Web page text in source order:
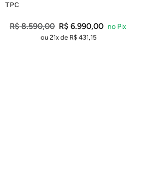
TPC
R$8.590,00 R$ 6.990,00
ou 21x de R$431,15